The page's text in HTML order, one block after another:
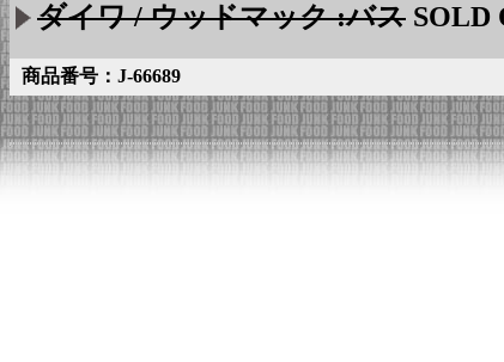
ダイワ / ウッドマック :バス SOLD
商品番号：J-66689